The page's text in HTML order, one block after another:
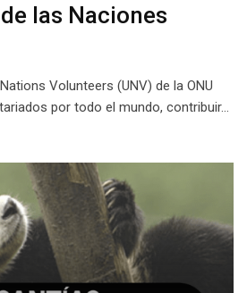
las Naciones
Volunteers (UNV) de la ONU
por todo el mundo, contribuir…